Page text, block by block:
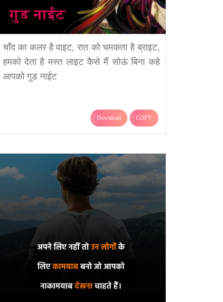
चाँद का कलर है वाइट, रात को चमकता है ब्राइट,
हमको देता है मस्त लाइट कैसे मैं सोऊं बिना कहे
आपको गुड नाईट
Download COPY